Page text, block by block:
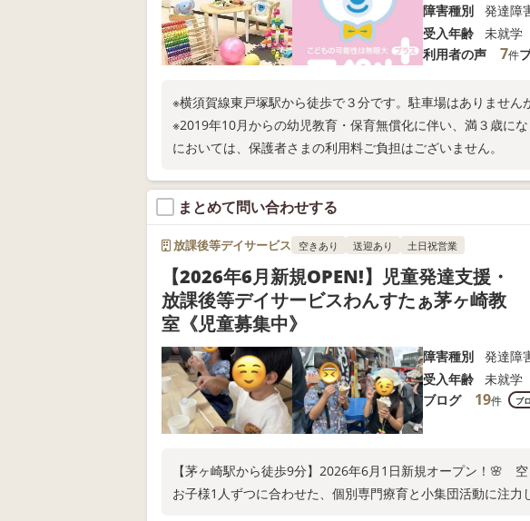
障害種別
発達障
受入年齢
未就学
利用者の声
7件
※横須賀線東戸塚駅から徒歩で３分です。駐車場はありません
※2019年10月からの幼児教育・保育無償化に伴い、満３歳に
においては、保護者さまの利用料ご負担はございません。
まとめて問い合わせする
放課後等デイサービス 空きあり 送迎あり 土日祝営業
【2026年6月新規OPEN!】児童発達支援・
放課後等デイサービスわんすたぁ茅ヶ崎教
室《児童募集中》
障害種別
発達
受入年齢
未就
ブログ
19件 ブ
【茅ヶ崎駅から徒歩9分】2026年6月1日新規オープン！🌸
お子様1人ずつに合わせた、個別専門療育と小集団活動に注力